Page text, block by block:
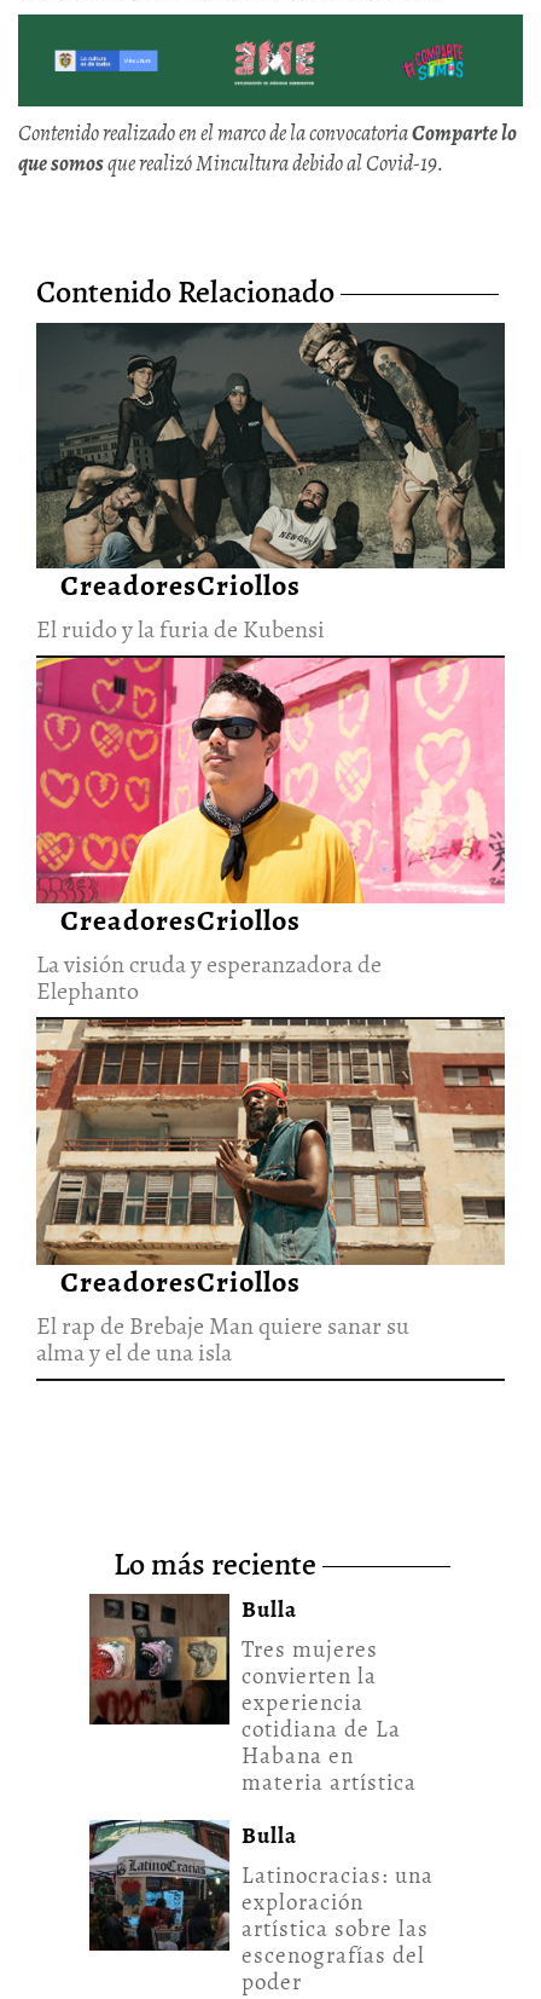
Contenido realizado en el marco de la convocatoriaComparte lo
que somosque realizó Mincultura debido al Covid-19.
Contenido Relacionado
El ruido y la furia de Kubensi
28/Jun/2026
CreadoresCriollos
El ruido y la furia de Kubensi
La visión cruda y
esperanzadora de Elephanto
28/Jun/2026
CreadoresCriollos
La visión cruda y esperanzadora de
Elephanto
El rap de Brebaje Man quiere
sanar su alma y el de una isla
27/Jun/2026
CreadoresCriollos
El rap de Brebaje Man quiere sanar su
alma y el de una isla
lo más reciente
Bulla
Tres mujeres
convierten la
experiencia
cotidiana de La
Habana en
materia artística
Bulla
Latinocracias: una
exploración
artística sobre las
escenografías del
poder